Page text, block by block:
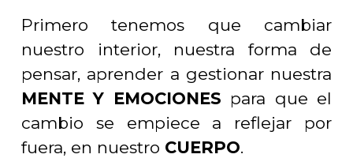
Primero tenemos que cambiar
nuestro interior, nuestra forma de
pensar, aprender a gestionar nuestra
MENTE Y EMOCIONES para que el
cambio se empiece a reflejar por
fuera, en nuestro CUERPO.